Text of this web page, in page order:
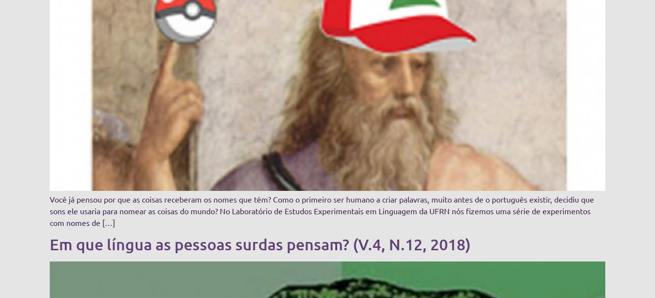
Você já pensou por que as coisas receberam os nomes que têm? Como o primeiro ser humano a criar palavras, muito antes de o português existir, decidiu que
sons ele usaria para nomear as coisas do mundo? No Laboratório de Estudos Experimentais em Linguagem da UFRN nós fizemos uma série de experimentos
com nomes de […]
Em que língua as pessoas surdas pensam? (V.4, N.12, 2018)